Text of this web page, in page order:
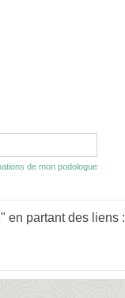
de mon podologue
en partant des liens :